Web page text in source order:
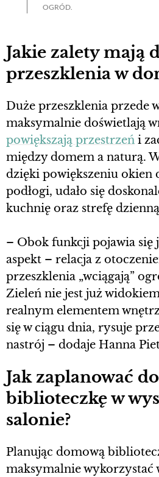
OGRÓD.
Jakie zalety mają
przeszklenia w
Duże przeszklenia przede
maksymalnie doświetlają
powiększają przestrzeń i
między domem a naturą.
dzięki powiększeniu okien
podłogi, udało się
kuchnię oraz strefę
– Obok funkcji pojawia się
aspekt – relacja z
przeszklenia „wciągają”
Zieleń nie jest już
realnym elementem
się w ciągu dnia, rysuje
nastrój – dodaje Hanna
Jak zaplanować
biblioteczkę w
salonie?
Planując domową
maksymalnie wykorzystać